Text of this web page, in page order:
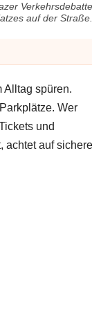
Verkehrsdebatte
auf der Straße.
Alltag spüren.
Wer
und
achtet auf sichere